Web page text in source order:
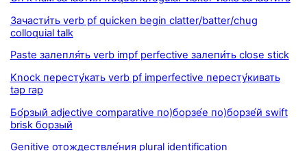
Зачасти́ть verb pf quicken begin clatter/batter/chug
colloquial talk
Paste залепля́ть verb impf perfective залепи́ть close stick
Knock пересту́кать verb pf imperfective пересту́кивать
tap rap
Бо́рзый adjective comparative по)борзе́е по)борзе́й swift
brisk борзый
Genitive отождествле́ния plural identification